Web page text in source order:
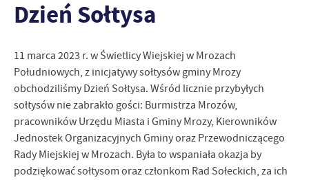
Dzień Sołtysa
11 marca 2023 r. w Świetlicy Wiejskiej w Mrozach
Południowych, z inicjatywy sołtysów gminy Mrozy
obchodziliśmy Dzień Sołtysa. Wśród licznie przybyłych
sołtysów nie zabrakło gości: Burmistrza Mrozów,
pracowników Urzędu Miasta i Gminy Mrozy, Kierowników
Jednostek Organizacyjnych Gminy oraz Przewodniczącego
Rady Miejskiej w Mrozach. Była to wspaniała okazja by
podziękować sołtysom oraz członkom Rad Sołeckich, za ich
zapamiętanie wprowadzonych przez Ciebie ustawień oraz
personalizację określonych funkcjonalności czy prezentowanych
Dzięki tym plikom cookies możemy zapewnić Ci większy komfort
korzystania z funkcjonalności naszej strony poprzez dopasowanie
jej do Twoich indywidualnych preferencji. Wyrażenie zgody na
funkcjonalne i personalizacyjne pliki cookies gwarantuje
dostępność większej ilości funkcji na stronie.
Analityczne
Analityczne pliki cookies pomagają nam rozwijać się i
dostosowywać do Twoich potrzeb.
Cookies analityczne pozwalają na uzyskanie informacji w zakresie
wykorzystywania witryny internetowej, miejsca oraz częstotliwości,
Więcej